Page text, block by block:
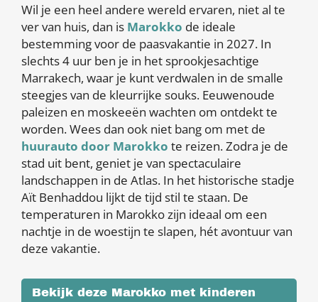
Wil je een heel andere wereld ervaren, niet al te
ver van huis, dan is Marokko de ideale
bestemming voor de paasvakantie in 2027. In
slechts 4 uur ben je in het sprookjesachtige
Marrakech, waar je kunt verdwalen in de smalle
steegjes van de kleurrijke souks. Eeuwenoude
paleizen en moskeeën wachten om ontdekt te
worden. Wees dan ook niet bang om met de
huurauto door Marokko te reizen. Zodra je de
stad uit bent, geniet je van spectaculaire
landschappen in de Atlas. In het historische stadje
Aït Benhaddou lijkt de tijd stil te staan. De
temperaturen in Marokko zijn ideaal om een
nachtje in de woestijn te slapen, hét avontuur van
deze vakantie.
Bekijk deze Marokko met kinderen